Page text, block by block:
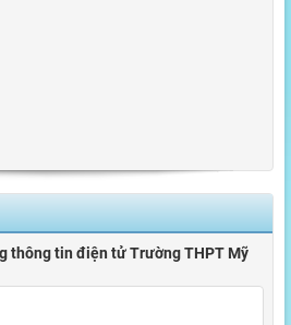
thông tin điện tử Trường THPT Mỹ